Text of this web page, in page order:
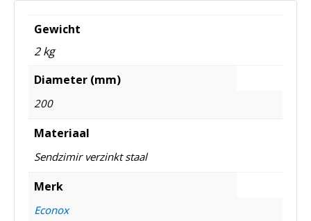
Gewicht
2 kg
Diameter (mm)
200
Materiaal
Sendzimir verzinkt staal
Merk
Econox